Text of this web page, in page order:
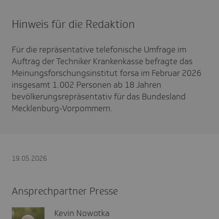
Hinweis für die Redaktion
Für die repräsentative telefonische Umfrage im
Auftrag der Techniker Krankenkasse befragte das
Meinungsforschungsinstitut forsa im Februar 2026
insgesamt 1.002 Personen ab 18 Jahren
bevölkerungsrepräsentativ für das Bundesland
Mecklenburg-Vorpommern.
19.05.2026
Ansprechpartner Presse
Kevin Nowotka